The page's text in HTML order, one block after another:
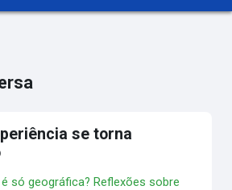
se torna
só geográfica? Reflexões sobre